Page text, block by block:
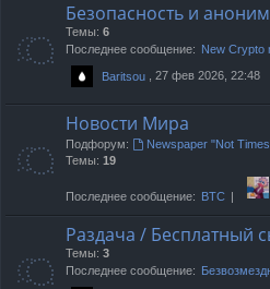
Безопасность и
Темы: 6
Последнее сообщение: New Crypto
Baritsou , 27 фев 2026, 22:48
Новости Мира
Подфорум:
Newspaper "Not
Темы: 19
Последнее сообщение: BTC
Раздача / Бесплатный
Темы: 3
Последнее сообщение: